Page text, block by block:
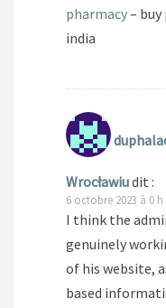
pharmacy–
india
Wrocławiudit :
6 octobre 2023 à 0 h
I think the
genuinely
of his website,
based